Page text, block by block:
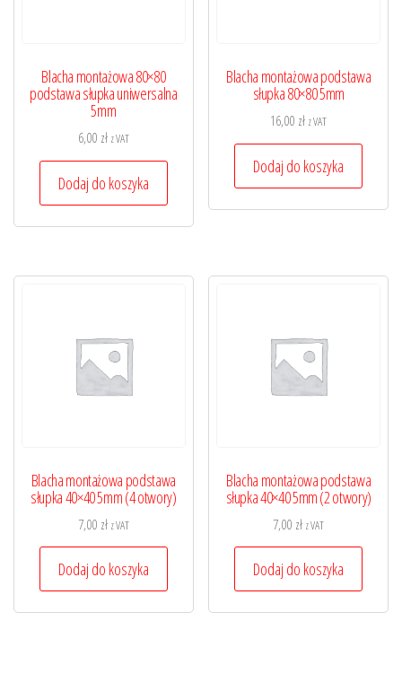
Blacha montażowa 80×80
podstawa słupka uniwersalna
5mm
6,00 zł z VAT
Dodaj do koszyka
Blacha montażowa podstawa
słupka 80×80 5mm
16,00 zł z VAT
Dodaj do koszyka
Blacha montażowa podstawa
słupka 40×40 5mm (4 otwory)
7,00 zł z VAT
Dodaj do koszyka
Blacha montażowa podstawa
słupka 40×40 5mm (2 otwory)
7,00 zł z VAT
Dodaj do koszyka